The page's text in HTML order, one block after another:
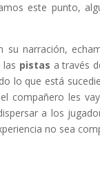
este punto,
su narración,
las pistas a través
lo que está
compañero les
a los
no sea